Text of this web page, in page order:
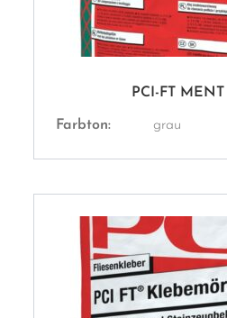
PCI-FT MENT
Farbton: grau